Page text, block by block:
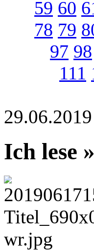
59 60
78 79
97 98
111
Ich lese